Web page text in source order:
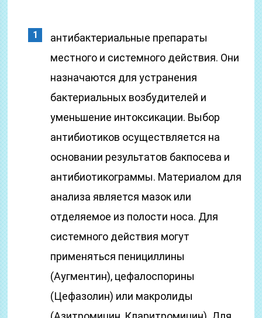
антибактериальные препараты
местного и системного действия. Они
назначаются для устранения
бактериальных возбудителей и
уменьшение интоксикации. Выбор
антибиотиков осуществляется на
основании результатов бакпосева и
антибиотикограммы. Материалом для
анализа является мазок или
отделяемое из полости носа. Для
системного действия могут
применяться пенициллины
(Аугментин), цефалоспорины
(Цефазолин) или макролиды